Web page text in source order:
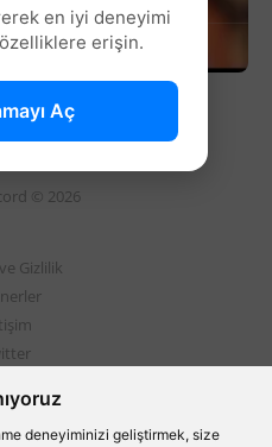
deneyiminizi geliştirmek, size
© 2026
Gizlilik
en iyi deneyimi
erişin.
Aç